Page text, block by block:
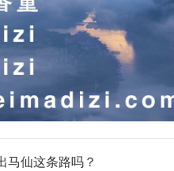
马仙这条路吗？